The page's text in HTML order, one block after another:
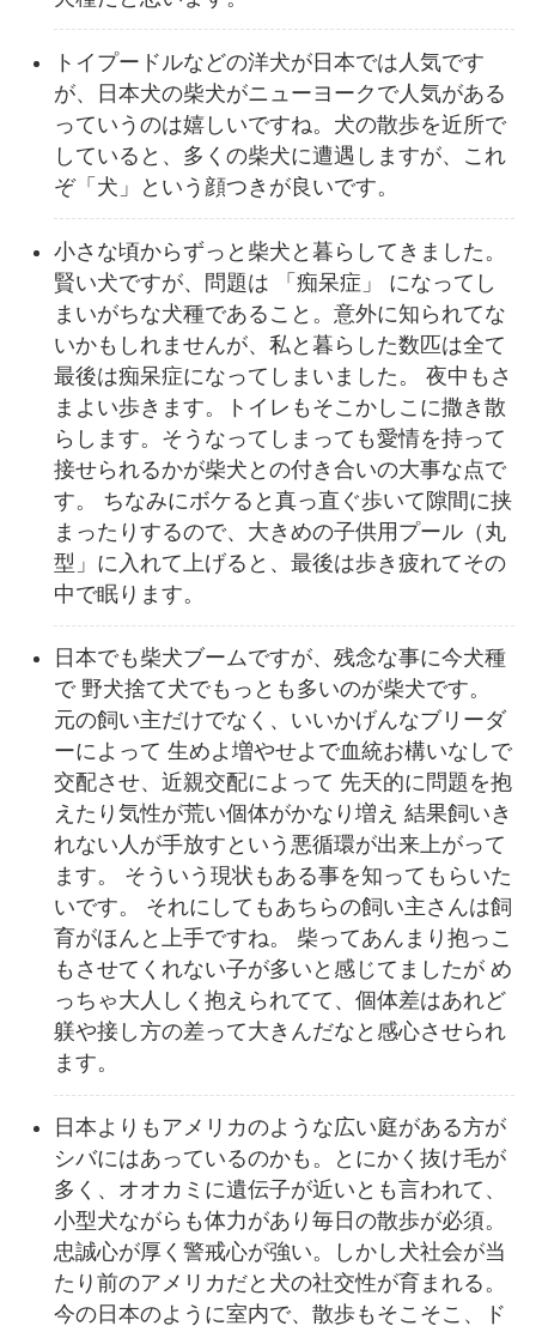
トイプードルなどの洋犬が日本では人気です
が、日本犬の柴犬がニューヨークで人気がある
っていうのは嬉しいですね。犬の散歩を近所で
していると、多くの柴犬に遭遇しますが、これ
ぞ「犬」という顔つきが良いです。
小さな頃からずっと柴犬と暮らしてきました。
賢い犬ですが、問題は 「痴呆症」 になってし
まいがちな犬種であること。意外に知られてな
いかもしれませんが、私と暮らした数匹は全て
最後は痴呆症になってしまいました。 夜中もさ
まよい歩きます。トイレもそこかしこに撒き散
らします。そうなってしまっても愛情を持って
接せられるかが柴犬との付き合いの大事な点で
す。 ちなみにボケると真っ直ぐ歩いて隙間に挟
まったりするので、大きめの子供用プール（丸
型」に入れて上げると、最後は歩き疲れてその
中で眠ります。
日本でも柴犬ブームですが、残念な事に今犬種
で 野犬捨て犬でもっとも多いのが柴犬です。
元の飼い主だけでなく、いいかげんなブリーダ
ーによって 生めよ増やせよで血統お構いなしで
交配させ、近親交配によって 先天的に問題を抱
えたり気性が荒い個体がかなり増え 結果飼いき
れない人が手放すという悪循環が出来上がって
ます。 そういう現状もある事を知ってもらいた
いです。 それにしてもあちらの飼い主さんは飼
育がほんと上手ですね。 柴ってあんまり抱っこ
もさせてくれない子が多いと感じてましたが め
っちゃ大人しく抱えられてて、個体差はあれど
躾や接し方の差って大きんだなと感心させられ
ます。
日本よりもアメリカのような広い庭がある方が
シバにはあっているのかも。とにかく抜け毛が
多く、オオカミに遺伝子が近いとも言われて、
小型犬ながらも体力があり毎日の散歩が必須。
忠誠心が厚く警戒心が強い。しかし犬社会が当
たり前のアメリカだと犬の社交性が育まれる。
今の日本のように室内で、散歩もそこそこ、ド